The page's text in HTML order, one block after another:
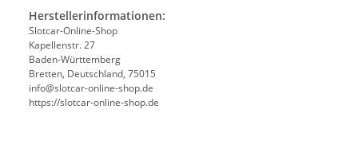
Herstellerinformationen:
Slotcar-Online-Shop
Kapellenstr. 27
Baden-Württemberg
Bretten, Deutschland, 75015
info@slotcar-online-shop.de
https://slotcar-online-shop.de